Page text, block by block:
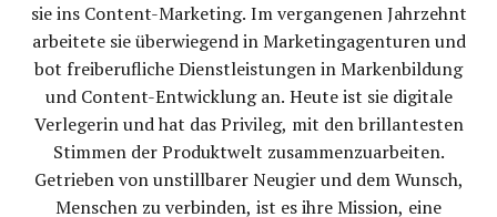
sie ins Content-Marketing. Im vergangenen Jahrzehnt
arbeitete sie überwiegend in Marketingagenturen und
bot freiberufliche Dienstleistungen in Markenbildung
und Content-Entwicklung an. Heute ist sie digitale
Verlegerin und hat das Privileg, mit den brillantesten
Stimmen der Produktwelt zusammenzuarbeiten.
Getrieben von unstillbarer Neugier und dem Wunsch,
Menschen zu verbinden, ist es ihre Mission, eine